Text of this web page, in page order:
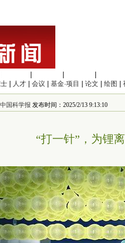
人才 会议 基金·项目 论文 绘图
中国科学报 发布时间：2025/2/13 9:13:10
“打一针”，为锂